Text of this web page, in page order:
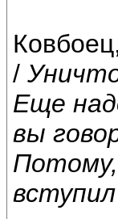
/
Еще
вы